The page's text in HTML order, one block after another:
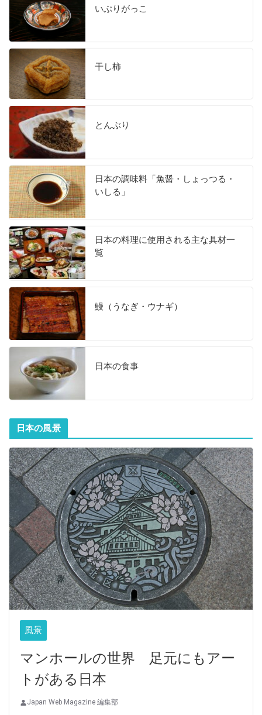
いぶりがっこ
干し柿
とんぶり
日本の調味料「魚醤・しょっつる・
いしる」
日本の料理に使用される主な具材一
覧
鰻（うなぎ・ウナギ）
日本の食事
日本の風景
風景
マンホールの世界 足元にもアー
トがある日本
Japan Web Magazine 編集部